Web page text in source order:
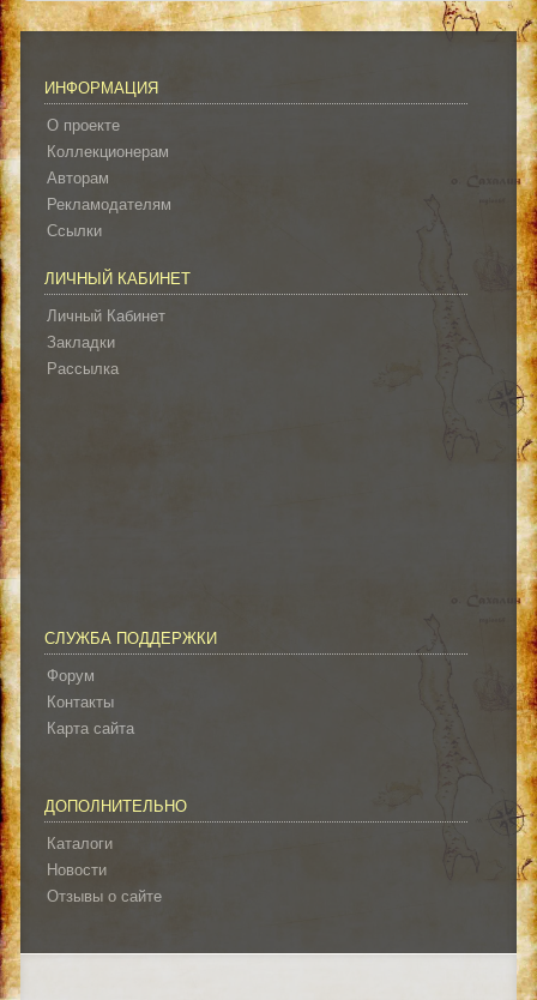
ИНФОРМАЦИЯ
О проекте
Коллекционерам
Авторам
Рекламодателям
Ссылки
ЛИЧНЫЙ КАБИНЕТ
Личный Кабинет
Закладки
Рассылка
СЛУЖБА ПОДДЕРЖКИ
Форум
Контакты
Карта сайта
ДОПОЛНИТЕЛЬНО
Каталоги
Новости
Отзывы о сайте